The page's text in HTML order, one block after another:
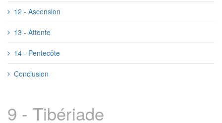
12 - Ascension
13 - Attente
14 - Pentecôte
Conclusion
9 - Tibériade